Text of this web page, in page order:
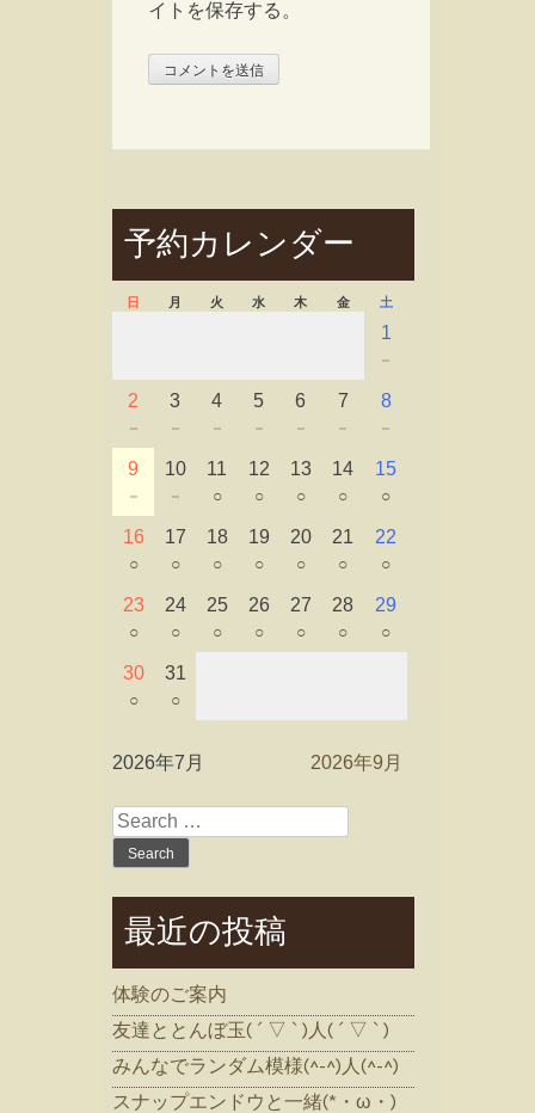
イトを保存する。
予約カレンダー
日 月 火 水 木 金 土
1
－
2
－
3
－
4
－
5
－
6
－
7
－
8
－
9
－
10
－
11
○
12
○
13
○
14
○
15
○
16
○
17
○
18
○
19
○
20
○
21
○
22
○
23
○
24
○
25
○
26
○
27
○
28
○
29
○
30
○
31
○
2026年7月 2026年9月
Search
for:
最近の投稿
体験のご案内
友達ととんぼ玉( ´ ▽ ` )人( ´ ▽ ` )
みんなでランダム模様(^-^)人(^-^)
スナップエンドウと一緒(*・ω・)